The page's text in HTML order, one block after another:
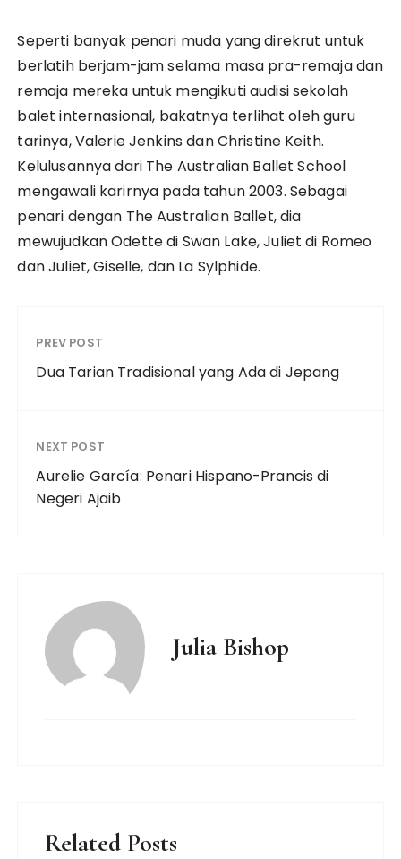
Seperti banyak penari muda yang direkrut untuk
berlatih berjam-jam selama masa pra-remaja dan
remaja mereka untuk mengikuti audisi sekolah
balet internasional, bakatnya terlihat oleh guru
tarinya, Valerie Jenkins dan Christine Keith.
Kelulusannya dari The Australian Ballet School
mengawali karirnya pada tahun 2003. Sebagai
penari dengan The Australian Ballet, dia
mewujudkan Odette di Swan Lake, Juliet di Romeo
dan Juliet, Giselle, dan La Sylphide.
PREV POST
Dua Tarian Tradisional yang Ada di Jepang
NEXT POST
Aurelie García: Penari Hispano-Prancis di
Negeri Ajaib
Julia Bishop
Related Posts